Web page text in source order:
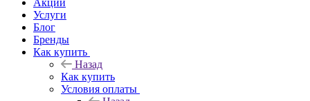
Акции
Услуги
Блог
Бренды
Как купить
Назад
Как купить
Условия оплаты